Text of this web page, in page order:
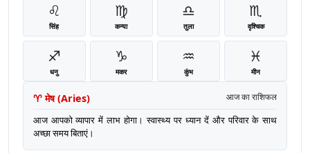
♌
सिंह
♍
कन्या
♎
तुला
♏
वृश्चिक
♐
धनु
♑
मकर
♒
कुंभ
♓
मीन
♈ मेष(Aries) आज का राशिफल
आज आपको व्यापार में लाभ होगा। स्वास्थ्य पर ध्यान दें और परिवार के साथ
अच्छा समय बिताएं।